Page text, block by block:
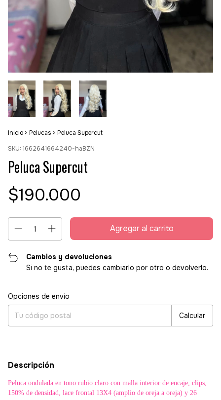
Inicio > Pelucas > Peluca Supercut
SKU: 1662641664240-haBZN
Peluca Supercut
$190.000
Cambios y devoluciones
Si no te gusta, puedes cambiarlo por otro o devolverlo.
Entregas para el CP:
Opciones de envío
Calcular
Descripción
Peluca ondulada en tono rubio claro con malla interior de encaje, clips,
150% de densidad, lace frontal 13X4 (amplio de oreja a oreja) y 26